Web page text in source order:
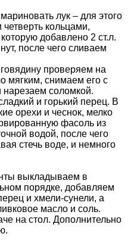
лук – для этого
кольцами,
добавлено 2 ст.л.
после чего сливаем
проверяем на
мягким, снимаем его с
соломкой.
и горький перец. В
орехи и чеснок, мелко
фасоль из
водой, после чего
стечь воде, и немного
выкладываем в
порядке, добавляем
и хмели-сунели, а
масло и соль.
на стол. Дополнительно